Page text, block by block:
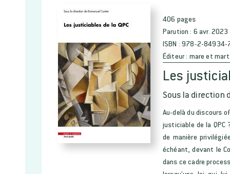
406 pages
Parution : 6 avr. 2023
ISBN : 978-2-84934-
Éditeur : mare et
Les
Sous la direction
Au-delà du discours
justiciable de la
de manière
échéant, devant le
dans ce cadre